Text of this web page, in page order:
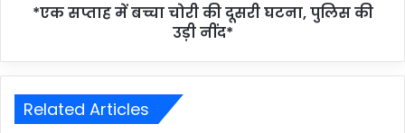
*एक सप्ताह में बच्चा चोरी की दूसरी घटना, पुलिस की
उड़ी नींद*
Related Articles